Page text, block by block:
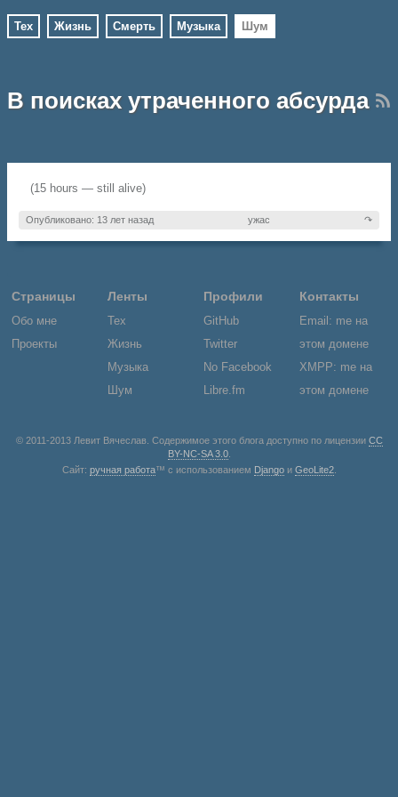
Тех Жизнь Смерть Музыка Шум
В поисках утраченного абсурда
(15 hours — still alive)
Опубликовано: 13 лет назад ужас ↷
Страницы
Обо мне
Проекты
Ленты
Тех
Жизнь
Музыка
Шум
Профили
GitHub
Twitter
No Facebook
Libre.fm
Контакты
Email: me на
этом домене
XMPP: me на
этом домене
© 2011-2013 Левит Вячеслав. Содержимое этого блога доступно по лицензии CC
BY-NC-SA 3.0.
Сайт: ручная работа™ с использованием Djangoи GeoLite2.